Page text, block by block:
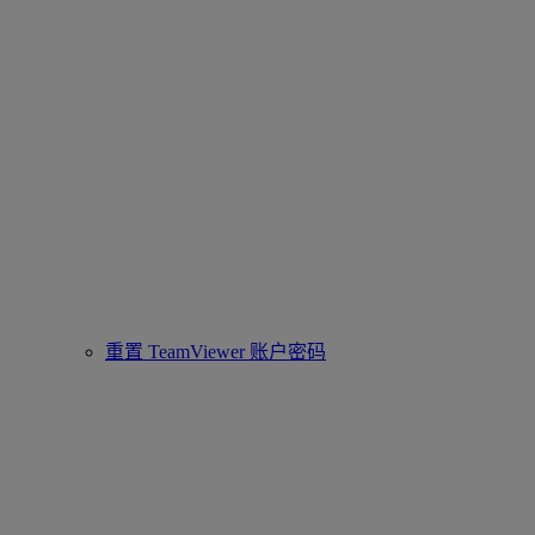
重置 TeamViewer 账户密码